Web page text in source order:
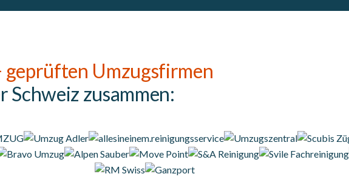
geprüften Umzugsfirmen
Schweiz zusammen: